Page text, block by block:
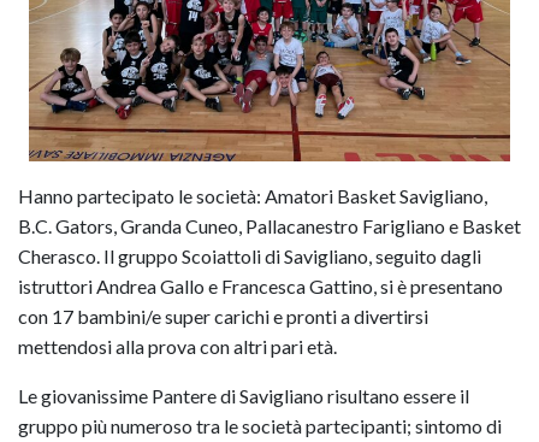
Hanno partecipato le società: Amatori Basket Savigliano,
B.C. Gators, Granda Cuneo, Pallacanestro Farigliano e Basket
Cherasco. Il gruppo Scoiattoli di Savigliano, seguito dagli
istruttori Andrea Gallo e Francesca Gattino, si è presentano
con 17 bambini/e super carichi e pronti a divertirsi
mettendosi alla prova con altri pari età.
Le giovanissime Pantere di Savigliano risultano essere il
gruppo più numeroso tra le società partecipanti; sintomo di